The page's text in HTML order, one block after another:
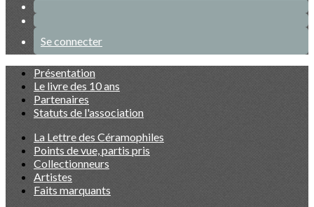
Se connecter
Présentation
Le livre des 10 ans
Partenaires
Statuts de l'association
La Lettre des Céramophiles
Points de vue, partis pris
Collectionneurs
Artistes
Faits marquants